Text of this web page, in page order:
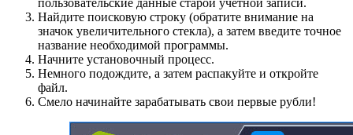
Найдите поисковую строку (обратите внимание на
значок увеличительного стекла), а затем введите точное
название необходимой программы.
Начните установочный процесс.
Немного подождите, а затем распакуйте и откройте
файл.
Смело начинайте зарабатывать свои первые рубли!